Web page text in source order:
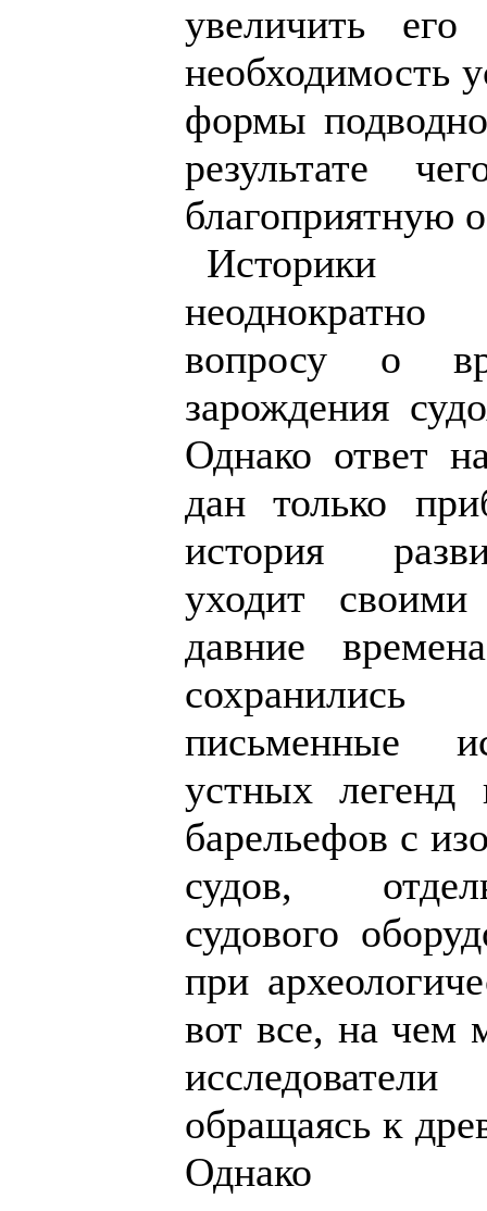
увеличить его
необходимость
формы
результате
благоприятную
Историки
вопросу о
зарождения
Однако ответ
дан только
история
уходит
давние
письменные
устных
барельефов с
судов,
судового
при
вот все, на чем
обращаясь к
Однако